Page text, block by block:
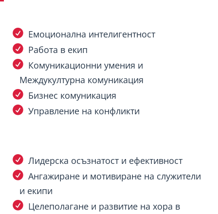
Емоционална интелигентност
Работа в екип
Комуникационни умения и
Междукултурна комуникация
Бизнес комуникация
Управление на конфликти
Лидерска осъзнатост и ефективност
Ангажиране и мотивиране на служители
и екипи
Целеполагане и развитие на хора в